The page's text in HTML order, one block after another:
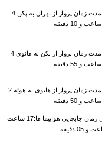
مدت زمان پرواز از تهران به پکن 4
ساعت و 10 دقیقه
مدت زمان پرواز از پکن به هانوی 4
ساعت و 55 دقیقه
مدت زمان پرواز از هانوی به هوئه 2
ساعت و 50 دقیقه
کل طول زمان پرواز در هوا:14 ساعت و 25 دقیقه - کل طول زمان جابجایی هواپیما ها:17 ساعت